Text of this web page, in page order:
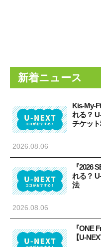
新着ニュース
Kis-My-
れる？
チケッ
2026.08.06
『2026
れる？
法
2026.08.06
『ONE
【U-